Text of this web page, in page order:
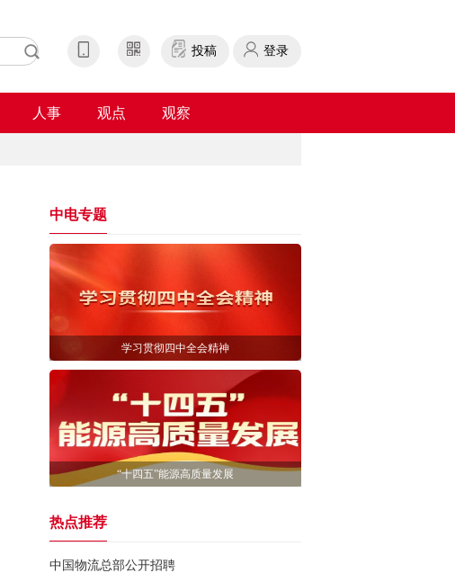
投稿 登录
人事 观点 观察
中电专题
学习贯彻四中全会精神
“十四五”能源高质量发展
热点推荐
中国物流总部公开招聘